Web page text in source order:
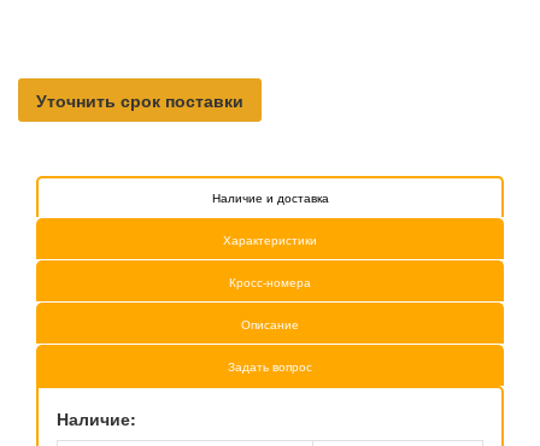
Уточнить срок поставки
Наличие и доставка
Характеристики
Кросс-номера
Описание
Задать вопрос
Наличие: